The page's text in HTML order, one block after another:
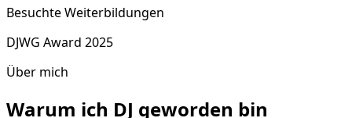
Besuchte Weiterbildungen
DJWG Award 2025
Über mich
Warum ich DJ geworden bin